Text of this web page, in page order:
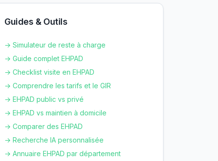
Guides & Outils
→ Simulateur de reste à charge
→ Guide complet EHPAD
→ Checklist visite en EHPAD
→ Comprendre les tarifs et le GIR
→ EHPAD public vs privé
→ EHPAD vs maintien à domicile
→ Comparer des EHPAD
→ Recherche IA personnalisée
→ Annuaire EHPAD par département